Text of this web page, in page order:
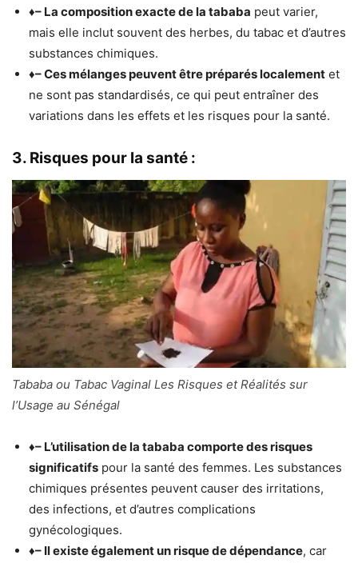
♦– La composition exacte de la tababa peut varier,
mais elle inclut souvent des herbes, du tabac et d’autres
substances chimiques.
♦– Ces mélanges peuvent être préparés localement et
ne sont pas standardisés, ce qui peut entraîner des
variations dans les effets et les risques pour la santé.
3. Risques pour la santé :
Tababa ou Tabac Vaginal Les Risques et Réalités sur
l’Usage au Sénégal
♦– L’utilisation de la tababa comporte des risques
significatifs pour la santé des femmes. Les substances
chimiques présentes peuvent causer des irritations,
des infections, et d’autres complications
gynécologiques.
♦– Il existe également un risque de dépendance, car